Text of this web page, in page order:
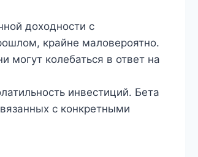
доходности с
крайне маловероятно.
могут колебаться в ответ на
инвестиций. Бета
с конкретными